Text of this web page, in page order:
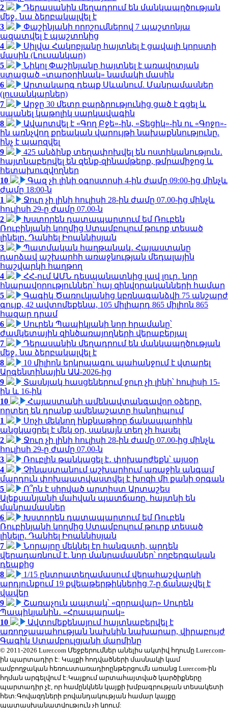
2
Դերասանին մեղադրում են մանկապղծության
մեջ․ նա ձերբակալվել է
3
Փաշինյանի որոշումներով 7 պաշտոնյա
ազատվել է պաշտոնից
4
Սիլվա Հակոբյանը հայտնել է ցավալի կորստի
մասին (Լուսանկար)
5
Նիկոլ Փաշինյանը հայտնել է առավոտյան
ստացած «տարօրինակ» նամակի մասին
6
Արտակարգ դեպք Սևանում. Մանրամասներ
(լուսանկարներ)
7
Արջը 30 մետր բարձրությունից ցած է գցել և
սպանել կաթոլիկ սարկավագին
8
Ավարտվել է «Գող Բջե»-ին, «Տեցիկ»-ին ու «Գոջո»-
ին առնչվող քրեական վարույթի նախաքննությունը.
ինչ է պարզվել
9
425 անձինք տեղափոխվել են ոստիկանություն․
հայտնաբերվել են զենք-զինամթերք, թմրամիջոց և
հետախուզվողներ
10
Գազ չի լինի օգոստոսի 4-ին ժամը 09:00-ից մինչև
ժամը 18:00-ն
1
Ջուր չի լինի հուլիսի 28-ին ժամը 07.00-ից մինչև
հուլիսի 29-ը ժամը 07.00-ն
2
Խստորեն դատապարտում եմ Ռուբեն
Ռուբինյանի կողմից Ստամբուլում թուրք տեսած
լինելը. Դանիել Իոաննիսյան
3
Պատմական հաղթանակ․ Հայաստանը
դարձավ աշխարհի առաջնության մեդալային
հաշվարկի հաղթող
4
ՀՀ-ում ԱՄՆ դեսպանատնից լավ լուր․ նոր
հնարավորություններ՝ հայ զինվորականների համար
5
Գագիկ Ծառուկյանից կբռնագանձվի 75 անշարժ
գույք, 42 ավտոմեքենա, 105 միլիարդ 865 միլիոն 865
հազար դրամ
6
Սուրեն Պապիկյանի նոր հրամանը՝
ժամկետային զինծառայողների վերաբերյալ
7
Դերասանին մեղադրում են մանկապղծության
մեջ․ նա ձերբակալվել է
8
10 միլիոն երկրպագու պահանջում է վտարել
Արգենտինային ԱԱ-2026-ից
9
Տասնյակ հասցեներում ջուր չի լինի՝ հուլիսի 15-
ին և 16-ին
10
Հայաստանի ամենավտանգավոր օձերը.
որտեղ են դրանք ամենաշատը հանդիպում
1
Սոչի մեկնող ինքնաթիռը ճանապարհին
անցկացրել է մեկ օր, սակայն տեղ չի հասել
2
Ջուր չի լինի հուլիսի 28-ին ժամը 07.00-ից մինչև
հուլիսի 29-ը ժամը 07.00-ն
3
Ռուբլին թանկացել է․ փոխարժեքն՝ այսօր
4
Չինաստանում աշխարհում առաջին անգամ
մարդուն փոխպատվաստվել է խոզի մի քանի օրգան
5
Ո՞րն է սիրված արտիստ Արտաշես
Ալեքսանյանի մահվան պատճառը. հայտնի են
մանրամասներ
6
Խստորեն դատապարտում եմ Ռուբեն
Ռուբինյանի կողմից Ստամբուլում թուրք տեսած
լինելը. Դանիել Իոաննիսյան
7
Նորայրը մեկնել էր հանգստի, արդեն
վերադառնում է. նոր մանրամասներ՝ ողբերգական
դեպքից
8
1/15 ընտրատեղամասում վերահաշվարկի
արդյունքում 19 քվեաթերթիկներից 7-ը ճանաչվել է
վավեր
9
Շառաչուն ապտակ՝ «զորավար» Սուրեն
Պապիկյանին․ «Հրապարակ»
10
Ավտոմեքենայում հայտնաբերվել է
առողջապահության նախկին նախարար, վիրաբույժ
Գագիկ Ստամբուլցյանի մարմինը
© 2011-2026 Lurer.com Մեջբերումներ անելիս ակտիվ հղումը Lurer.com-
ին պարտադիր է: Կայքի հոդվածների մասնակի կամ
ամբողջական հեռուստառադիոընթերցումն առանց Lurer.com-ին
հղման արգելվում է:Կայքում արտահայտված կարծիքները
պարտադիր չէ, որ համընկնեն կայքի խմբագրության տեսակետի
հետ:Գովազդների բովանդակության համար կայքը
պատասխանատվություն չի կրում: